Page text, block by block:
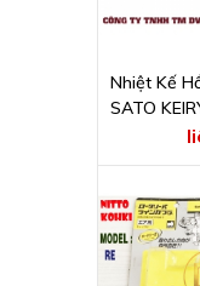
Nhiệt Kế
SATO